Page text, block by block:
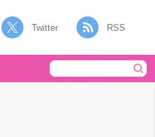
Twitter RSS